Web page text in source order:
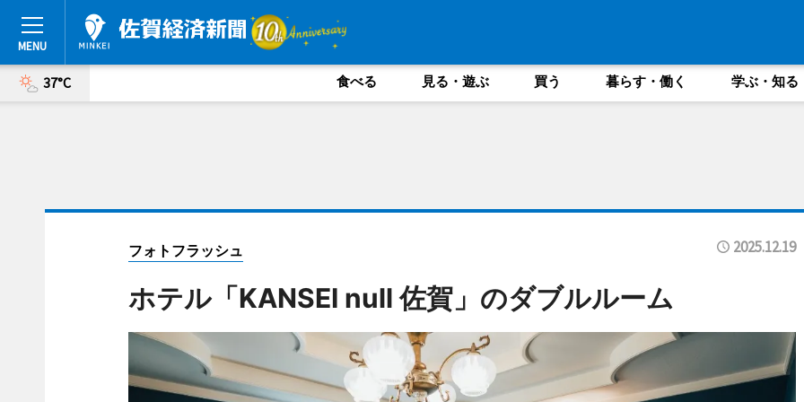
37°C 食べる 見る・遊ぶ 買う 暮らす・働く 学ぶ・知る
フォトフラッシュ 2025.12.19
ホテル「KANSEI null 佐賀」のダブルルーム